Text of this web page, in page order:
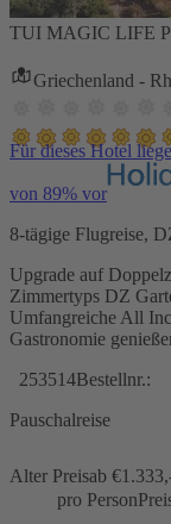
TUI MAGIC LIFE
Griechenland -
Für dieses Hotel
von 89% vor
8-tägige Flugreise,
Upgrade auf
Zimmertyps DZ
Umfangreiche All
Gastronomie
253514Bestellnr.:
Pauschalreise
Alter Preisab €
pro Person